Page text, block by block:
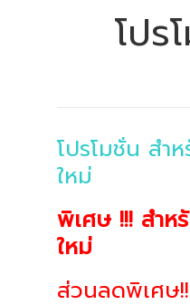
โปร
โปรโมชั่น สำ
ใหม่
พิเศษ !!! สำห
ใหม่
ส่วนลดพิเศษ!!